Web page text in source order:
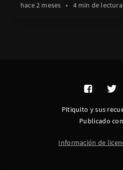
hace 2 meses • 4 min de lectura
Pitiquito y sus
Publicado
Información de